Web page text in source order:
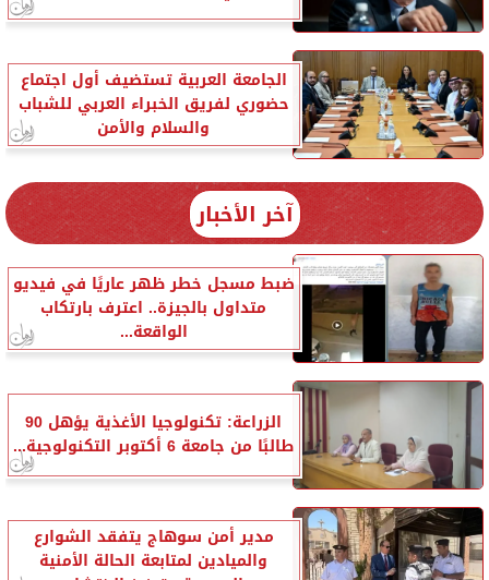
الجامعة العربية تستضيف أول اجتماع
حضوري لفريق الخبراء العربي للشباب
والسلام والأمن
آخر الأخبار
ضبط مسجل خطر ظهر عاريًا في فيديو
متداول بالجيزة.. اعترف بارتكاب
الواقعة...
الزراعة: تكنولوجيا الأغذية يؤهل 90
طالبًا من جامعة 6 أكتوبر التكنولوجية...
مدير أمن سوهاج يتفقد الشوارع
والميادين لمتابعة الحالة الأمنية